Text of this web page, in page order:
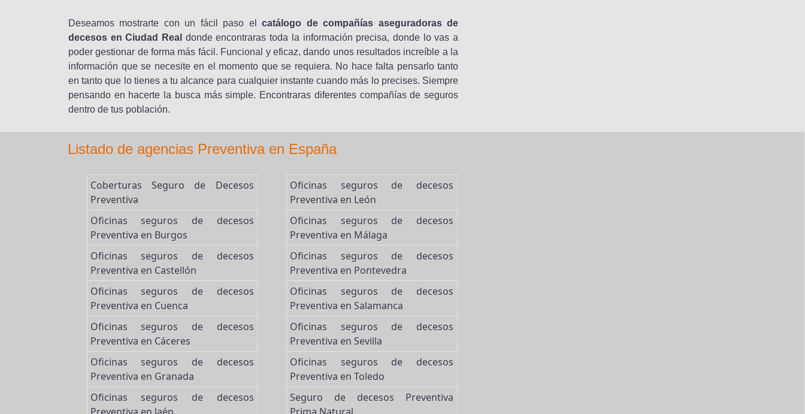
Deseamos mostrarte con un fácil paso elcatálogo de compañías aseguradoras de
decesos en Ciudad Real donde encontraras toda la información precisa, donde lo vas a
poder gestionar de forma más fácil. Funcional y eficaz, dando unos resultados increíble a la
información que se necesite en el momento que se requiera. No hace falta pensarlo tanto
en tanto que lo tienes a tu alcance para cualquier instante cuando más lo precises. Siempre
pensando en hacerte la busca más simple. Encontraras diferentes compañías de seguros
dentro de tus población.
Listado de agencias Preventiva en España
Coberturas Seguro de Decesos
Preventiva
Oficinas seguros de decesos
Preventiva en Burgos
Oficinas seguros de decesos
Preventiva en Castellón
Oficinas seguros de decesos
Preventiva en Cuenca
Oficinas seguros de decesos
Preventiva en Cáceres
Oficinas seguros de decesos
Preventiva en Granada
Oficinas seguros de decesos
Oficinas seguros de decesos
Preventiva en León
Oficinas seguros de decesos
Preventiva en Málaga
Oficinas seguros de decesos
Preventiva en Pontevedra
Oficinas seguros de decesos
Preventiva en Salamanca
Oficinas seguros de decesos
Preventiva en Sevilla
Oficinas seguros de decesos
Preventiva en Toledo
Seguro de decesos Preventiva